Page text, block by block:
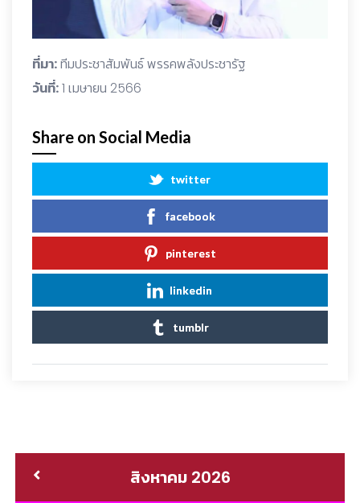
ที่มา:ทีมประชาสัมพันธ์ พรรคพลังประชารัฐ
วันที่:1 เมษายน 2566
Share on Social Media
twitter
facebook
pinterest
linkedin
tumblr
สิงหาคม 2026